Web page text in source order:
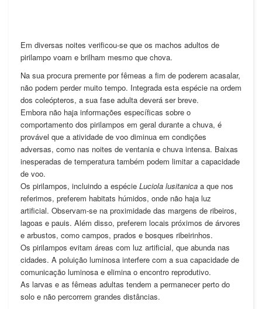
Em diversas noites verificou-se que os machos adultos de
pirilampo voam e brilham mesmo que chova.
Na sua procura premente por fêmeas a fim de poderem acasalar,
não podem perder muito tempo. Integrada esta espécie na ordem
dos coleópteros, a sua fase adulta deverá ser breve.
Embora não haja informações específicas sobre o
comportamento dos pirilampos em geral durante a chuva, é
provável que a atividade de voo diminua em condições
adversas, como nas noites de ventania e chuva intensa. Baixas
inesperadas de temperatura também podem limitar a capacidade
de voo.
Os pirilampos, incluindo a espécie Luciola lusitanica a que nos
referimos, preferem habitats húmidos, onde não haja luz
artificial. Observam-se na proximidade das margens de ribeiros,
lagoas e pauis. Além disso, preferem locais próximos de árvores
e arbustos, como campos, prados e bosques ribeirinhos.
Os pirilampos evitam áreas com luz artificial, que abunda nas
cidades. A poluição luminosa interfere com a sua capacidade de
comunicação luminosa e elimina o encontro reprodutivo.
As larvas e as fêmeas adultas tendem a permanecer perto do
solo e não percorrem grandes distâncias.